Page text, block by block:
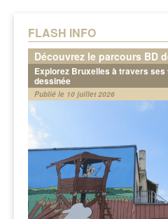
FLASH INFO
Découvrez le parcours BD
Explorez Bruxelles à travers ses
dessinée
Publié le 10 juillet 2026